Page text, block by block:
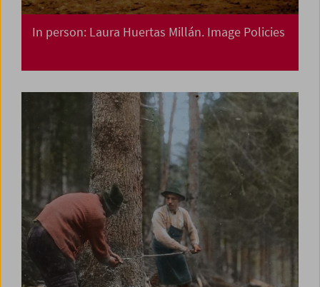
In person: Laura Huertas Millán. Image Policies